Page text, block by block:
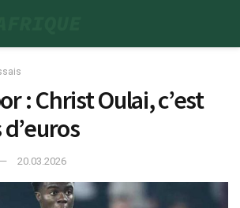
: Christ Oulai, c’est
20.03.2026